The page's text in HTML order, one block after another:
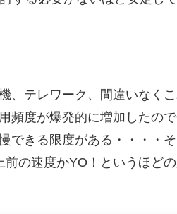
、テレワーク、間違いなく
頻度が爆発的に増加したので
できる限度がある・・・・
の速度かYO！というほど